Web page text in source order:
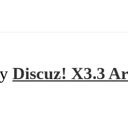
Discuz! X3.3